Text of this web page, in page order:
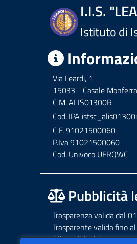
I.I.S.
Istituto di
Via Leardi, 1
15033 - Casale
C.M. ALIS01300R
Cod. IPA istsc_alis01300r
C.F. 91021500060
P.Iva 91021500060
Cod. Univoco UFRQWC
Pubblicità
Trasparenza valida dal
Trasparente valida fino
Albo valido dal 01/04/